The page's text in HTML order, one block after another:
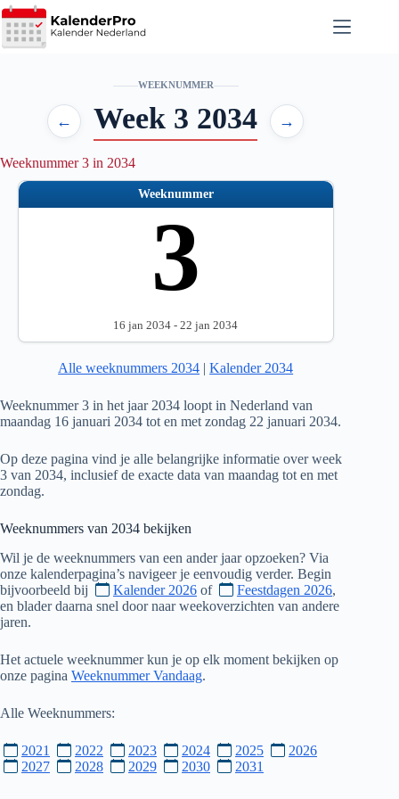
Ga
naar
de
WEEKNUMMER
← Week 3 2034 →
Weeknummer 3 in 2034
Weeknummer
3
16 jan 2034 - 22 jan 2034
Alle weeknummers 2034 |Kalender 2034
Weeknummer 3 in het jaar 2034 loopt in Nederland van
maandag 16 januari 2034 tot en met zondag 22 januari 2034.
Op deze pagina vind je alle belangrijke informatie over week
3 van 2034, inclusief de exacte data van maandag tot en met
zondag.
Weeknummers van 2034 bekijken
Wil je de weeknummers van een ander jaar opzoeken? Via
onze kalenderpagina’s navigeer je eenvoudig verder. Begin
bijvoorbeeld bij
Kalender 2026 of Feestdagen 2026,
en blader daarna snel door naar weekoverzichten van andere
jaren.
Het actuele weeknummer kun je op elk moment bekijken op
onze pagina Weeknummer Vandaag.
Alle Weeknummers:
2021 2022 2023 2024 2025
2026
2027
2028 2029 2030 2031